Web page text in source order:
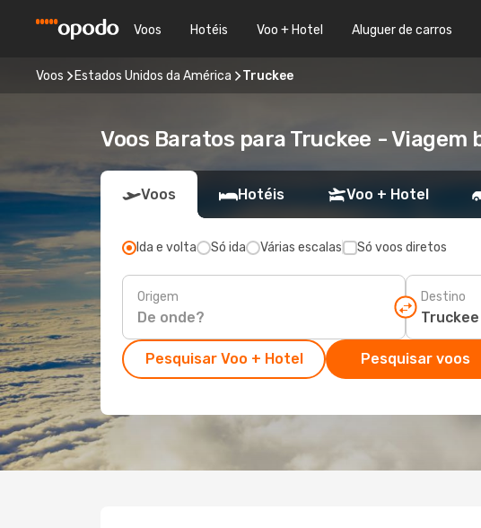
Voos Hotéis Voo + Hotel Aluguer de carros
Voos Estados Unidos da América Truckee
Voos Baratos para Truckee - Viagem
Voos Hotéis Voo + Hotel
Ida e volta Só ida Várias escalas Só voos diretos
Origem Destino
Pesquisar Voo + Hotel Pesquisar voos